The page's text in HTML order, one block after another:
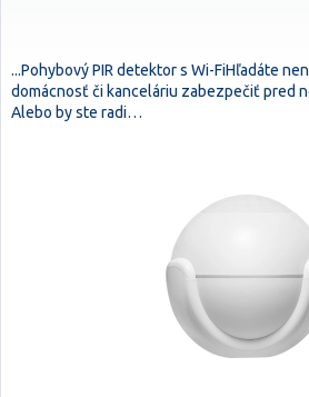
...Pohybový PIR detektor s Wi-FiHľadáte
domácnosť či kanceláriu zabezpečiť pred
Alebo by ste radi…